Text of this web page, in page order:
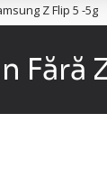
Z Flip 5 -5g
Fără